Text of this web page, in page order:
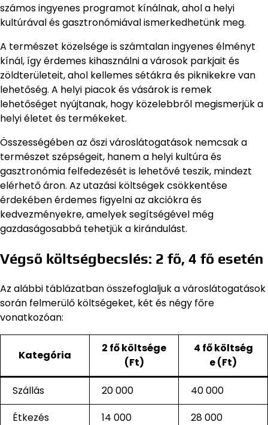
számos ingyenes programot kínálnak, ahol a helyi
kultúrával és gasztronómiával ismerkedhetünk meg.
A természet közelsége is számtalan ingyenes élményt
kínál, így érdemes kihasználni a városok parkjait és
zöldterületeit, ahol kellemes sétákra és piknikekre van
lehetőség. A helyi piacok és vásárok is remek
lehetőséget nyújtanak, hogy közelebbről megismerjük a
helyi életet és termékeket.
Összességében az őszi városlátogatások nemcsak a
természet szépségeit, hanem a helyi kultúra és
gasztronómia felfedezését is lehetővé teszik, mindezt
elérhető áron. Az utazási költségek csökkentése
érdekében érdemes figyelni az akciókra és
kedvezményekre, amelyek segítségével még
gazdaságosabbá tehetjük a kirándulást.
Végső költségbecslés: 2 fő, 4 fő esetén
Az alábbi táblázatban összefoglaljuk a városlátogatások
során felmerülő költségeket, két és négy főre
vonatkozóan:
Kategória
2 fő költsége
(Ft)
4 fő költség
e (Ft)
Szállás 20 000
40 000
Étkezés
14 000
28 000